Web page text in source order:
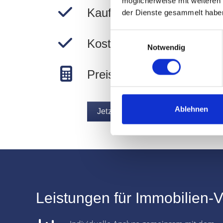
der Dienste gesammelt
Notwendig
Ablehnen
Kauf- und Mietpreise in
Kostenlos und
Preise in Nürnberg
Jetzt Immobilie bewerten
Leistungen für Immobilien-